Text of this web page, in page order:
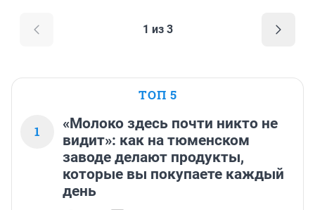
1 из 3
ТОП 5
1
«Молоко здесь почти никто не
видит»: как на тюменском
заводе делают продукты,
которые вы покупаете каждый
день